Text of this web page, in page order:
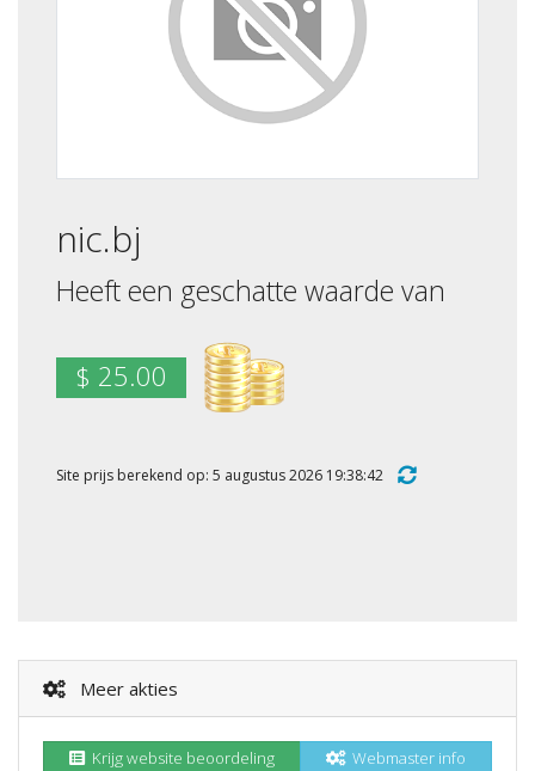
nic.bj
Heeft een geschatte waarde van
$ 25.00
Site prijs berekend op: 5 augustus 2026 19:38:42
Meer akties
Krijg website beoordeling
Webmaster info